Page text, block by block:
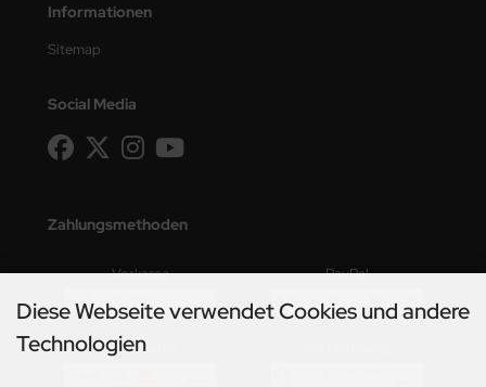
Informationen
Sitemap
Social Media
Zahlungsmethoden
Vorkasse PayPal
Kreditkarte
Diese Webseite verwendet Cookies und andere
Technologien